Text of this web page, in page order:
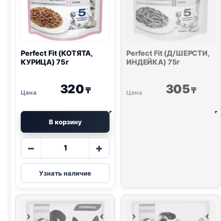
Perfect Fit (КОТЯТА,
КУРИЦА) 75г
320₸
В корзину
−
Количество
Perfect
Fit
(КОТЯТА,
75г
+
Узнать наличие
Perfect Fit (Д/ШЕРСТИ,
ИНДЕЙКА) 75г
305₸